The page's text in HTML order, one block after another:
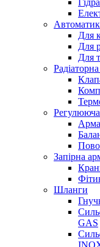
Для
Для
Для
Запірна
Шланги
GAS